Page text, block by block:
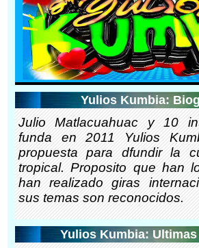
Yulios Kumbia:
Julio Matlacuahuac y 10
funda en 2011 Yulios
propuesta para dfundir la
tropical. Proposito que han
han realizado giras
sus temas son reconocidos.
Yulios Kumbia: